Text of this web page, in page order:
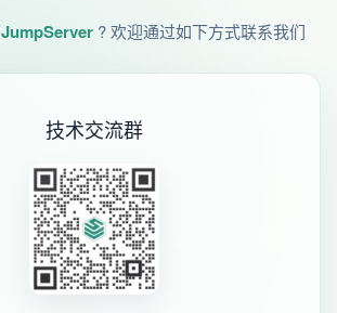
JumpServer ? 欢迎通过如下方式联系我们
技术交流群